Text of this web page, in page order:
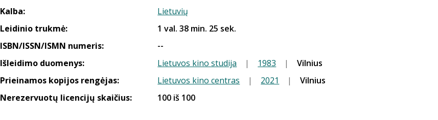
Kalba:
Lietuvių
Leidinio trukmė:
1 val. 38 min. 25 sek.
ISBN/ISSN/ISMN numeris:
--
Išleidimo duomenys:
Lietuvos kino studija | 1983 |
Vilnius
Prieinamos kopijos rengėjas:
Lietuvos kino centras | 2021 |
Vilnius
Nerezervuotų licencijų skaičius:
100 iš 100